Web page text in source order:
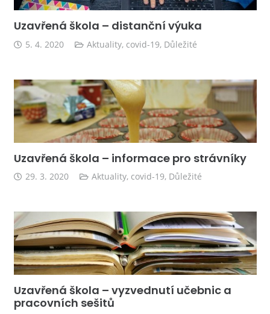
Uzavřená škola – distanční výuka
5. 4. 2020 Aktuality, covid-19, Důležité
Uzavřená škola – informace pro strávníky
29. 3. 2020 Aktuality, covid-19, Důležité
Uzavřená škola – vyzvednutí učebnic a
pracovních sešitů